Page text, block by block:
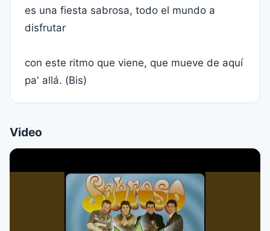
es una fiesta sabrosa, todo el mundo a
disfrutar
con este ritmo que viene, que mueve de aquí
pa' allá. (Bis)
Video